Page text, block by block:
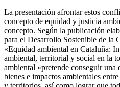
La presentación afrontar estos
concepto de equidad y justicia
concepto. Según la publicación
para el Desarrollo Sostenible de la
«Equidad ambiental en Cataluña:
ambiental, territorial y social en la
ambiental «pretende conseguir
bienes e impactos ambientales